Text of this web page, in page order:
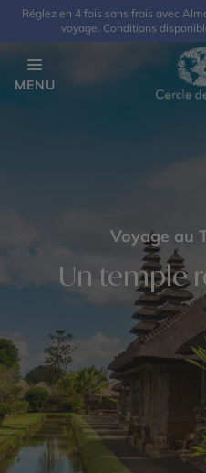
Réglez en 4 fois sans frais avec
voyage. Conditions
MENU
Voyage au
Un temple